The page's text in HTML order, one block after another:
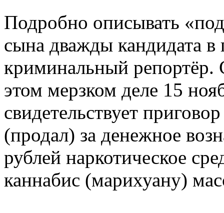
Подробно описывать
сына дважды кандидата в
криминальный репортёр.
этом мерзком деле 15
свидетельствует
(продал) за денежное
рублей наркотическое
каннабис (марихуану)